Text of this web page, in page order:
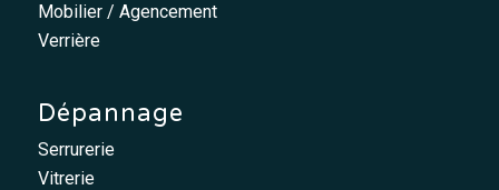
Mobilier / Agencement
Verrière
Dépannage
Serrurerie
Vitrerie